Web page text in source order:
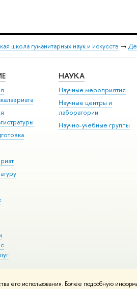
его использования. Более подробную
школа гуманитарных наук и искусств →
НАУКА
Научные мероприятия
Научные центры и
лаборатории
Научно-учебные группы
материалов Политика